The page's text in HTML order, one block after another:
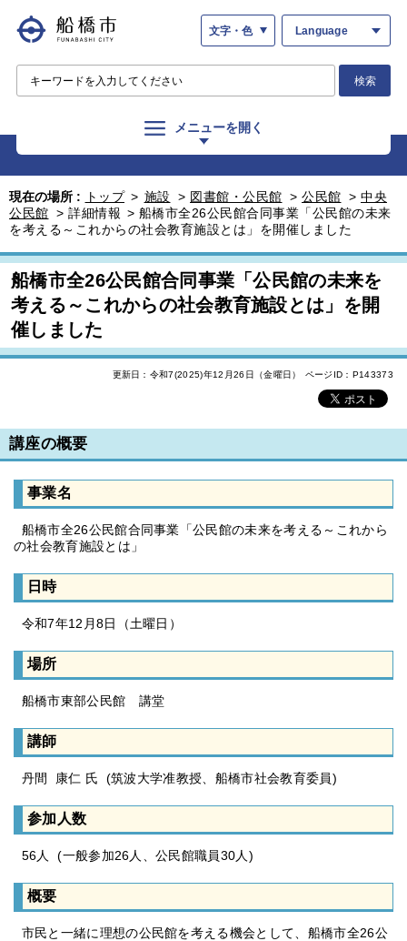
文字・色 Language
検索
メニューを開く
現在の場所 : トップ > 施設 > 図書館・公民館 > 公民館 > 中央
公民館 > 詳細情報 > 船橋市全26公民館合同事業「公民館の未来
を考える～これからの社会教育施設とは」を開催しました
船橋市全26公民館合同事業「公民館の未来を
考える～これからの社会教育施設とは」を開
催しました
更新日：令和7(2025)年12月26日（金曜日） ページID：P143373
講座の概要
事業名
船橋市全26公民館合同事業「公民館の未来を考える～これから
の社会教育施設とは」
日時
令和7年12月8日（土曜日）
場所
船橋市東部公民館 講堂
講師
丹間 康仁 氏 (筑波大学准教授、船橋市社会教育委員)
参加人数
56人 (一般参加26人、公民館職員30人)
概要
市民と一緒に理想の公民館を考える機会として、船橋市全26公